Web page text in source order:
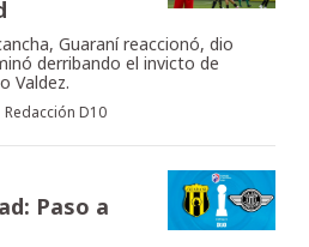
Guaraní reaccionó, dio
derribando el invicto de
Valdez.
Redacción D10
Paso a